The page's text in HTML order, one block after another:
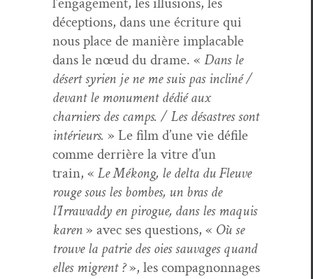
décep­tions, dans une écri­t­ure qui
nous place de manière implaca­ble
dans le nœud du drame. « Dans le
désert syrien je ne me suis pas incliné /
devant le mon­u­ment dédié aux
charniers des camps. / Les désas­tres sont
intérieurs. » Le film d’une vie défile
comme der­rière la vit­re d’un
train, « Le Mékong, le delta du Fleuve
rouge sous les bombes, un bras de
l’Irrawaddy en pirogue, dans les maquis
karen» avec ses ques­tions, « Où se
trou­ve la patrie des oies sauvages quand
elles migrent ?», les com­pagnon­nages